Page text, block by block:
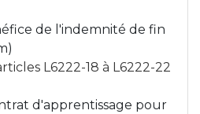
de l'indemnité de fin
L6222-18 à L6222-22
d'apprentissage pour